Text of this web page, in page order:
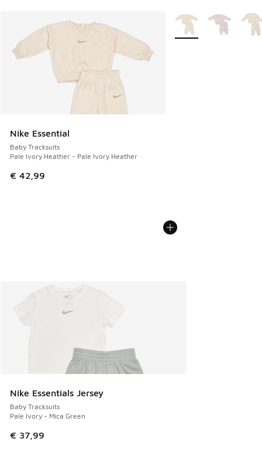
Nike Essential
Baby Tracksuits
Pale Ivory Heather - Pale Ivory Heather
€ 42,99
Weitere Farben
Nike Essentials Jersey
Baby Tracksuits
Pale Ivory - Mica Green
€ 37,99